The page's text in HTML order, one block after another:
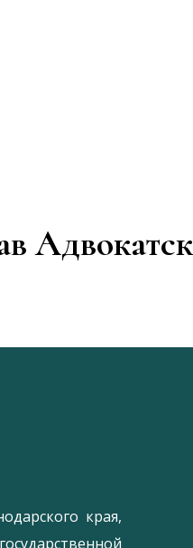
края,